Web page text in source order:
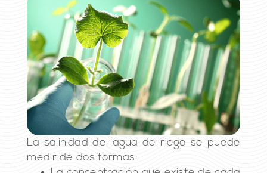
La salinidad del agua de riego se puede
medir de dos formas: